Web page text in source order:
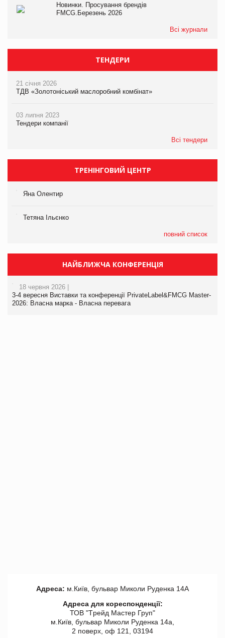
Новинки. Просування брендів
FMCG.Березень 2026
Всі журнали
ТЕНДЕРИ
21 січня 2026
ТДВ «Золотоніський маслоробний комбінат»
03 липня 2023
Тендери компанії
Всі тендери
ТРЕНІНГОВИЙ ЦЕНТР
Яна Олентир
Тетяна Ільєнко
повний список
НАЙБЛИЖЧА КОНФЕРЕНЦІЯ
18 червня 2026 |
3-4 вересня Виставки та конференції PrivateLabel&FMCG Master-
2026: Власна марка - Власна перевага
Адреса: м.Київ, бульвар Миколи Руденка 14А
Адреса для кореспонденції:
ТОВ "Tрейд Мастер Груп"
м.Київ, бульвар Миколи Руденка 14а,
2 поверх, оф 121, 03194